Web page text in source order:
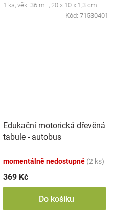
1 ks, věk: 36 m+, 20 x 10 x 1,3 cm
Kód: 71530401
Edukační motorická dřevěná
tabule - autobus
momentálně nedostupné (2 ks)
369 Kč
Do košíku